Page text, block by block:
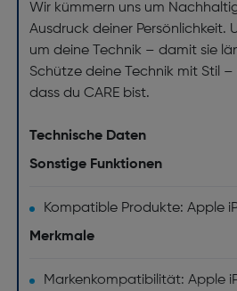
Wir kümmern uns um
Ausdruck deiner Persönlichkeit.
um deine Technik – damit sie
Schütze deine Technik mit Stil
dass du CARE bist.
Technische Daten
Sonstige Funktionen
Kompatible Produkte: Apple
Merkmale
Markenkompatibilität: Apple